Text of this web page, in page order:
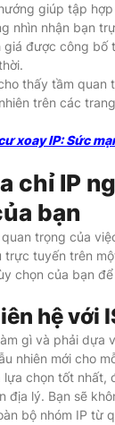
giúp tập
nhìn nhận bạn
được công bố
thấy tầm quan
trên các
xoay IP: Sức
chỉ IP
bạn
trọng của
trực tuyến trên
chọn của bạn
hệ với
gì và phải dựa
nhiên mới cho
lựa chọn tốt nhất,
địa lý. Bạn sẽ
bộ nhóm IP từ